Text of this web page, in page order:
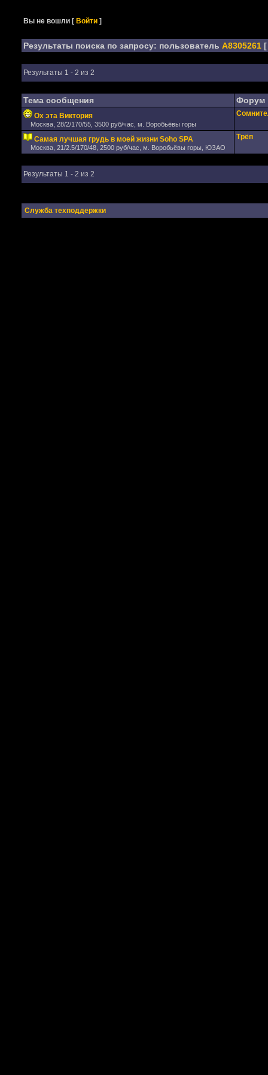
Вы не вошли [Войти ]
Результаты поиска по запросу: пользователь A8305261[
Результаты 1 - 2 из 2
Тема сообщения Форум
Ох эта Виктория
Москва, 28/2/170/55, 3500 руб/час, м. Воробьёвы горы
Самая лучшая грудь в моей жизни Soho SPA
Москва, 21/2.5/170/48, 2500 руб/час, м. Воробьёвы горы, ЮЗАО
Трёп
Результаты 1 - 2 из 2
Служба техподдержки